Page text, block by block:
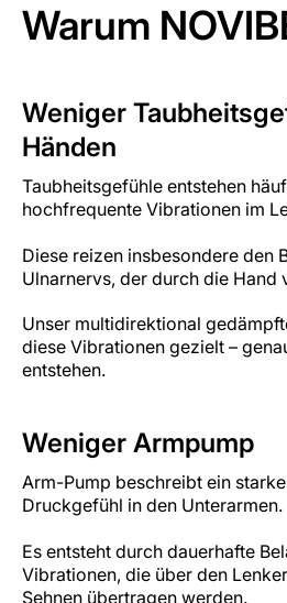
Warum
Weniger
Händen
Taubheitsgefühle entstehen
hochfrequente Vibrationen im
Diese reizen insbesondere den
Ulnarnervs, der durch die Hand
Unser multidirektional
diese Vibrationen gezielt –
entstehen.
Weniger Armpump
Arm-Pump beschreibt ein
Druckgefühl in den Unterarmen.
Es entsteht durch dauerhafte
Vibrationen, die über den
Sehnen übertragen werden.